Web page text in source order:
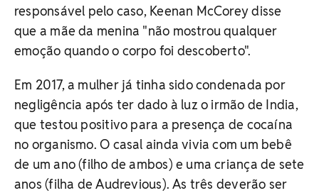
responsável pelo caso, Keenan McCorey disse
que a mãe da menina "não mostrou qualquer
emoção quando o corpo foi descoberto".
Em 2017, a mulher já tinha sido condenada por
negligência após ter dado à luz o irmão de India,
que testou positivo para a presença de cocaína
no organismo. O casal ainda vivia com um bebê
de um ano (filho de ambos) e uma criança de sete
anos (filha de Audrevious). As três deverão ser